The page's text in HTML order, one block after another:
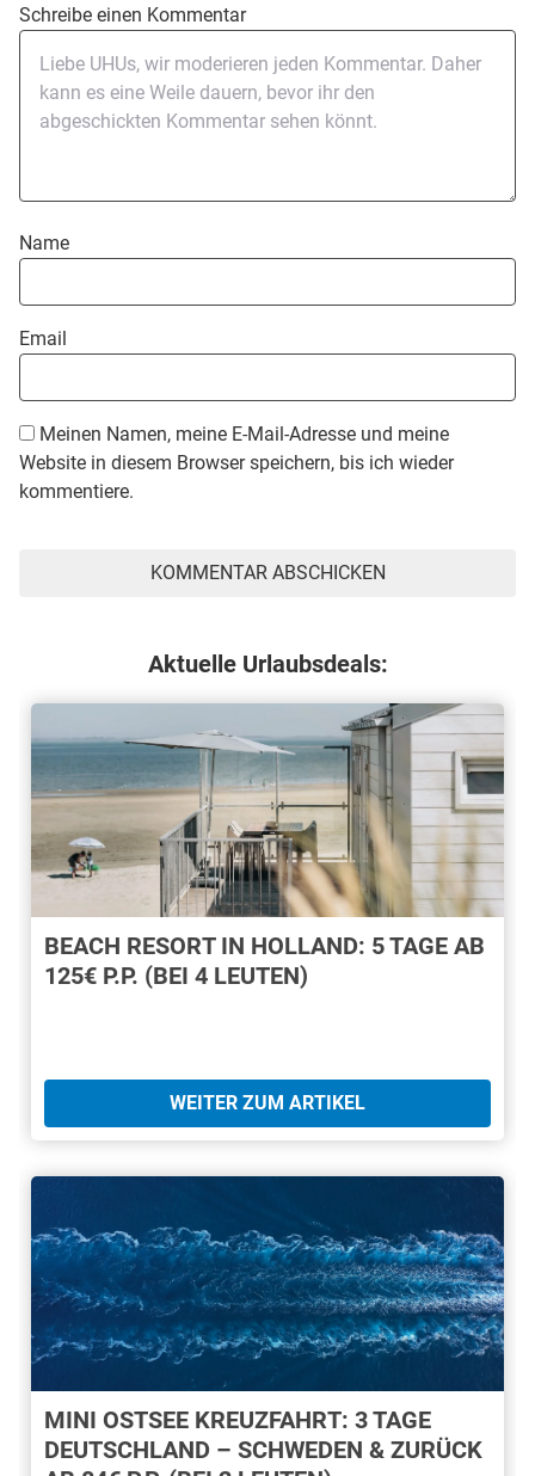
Schreibe einen Kommentar
Name
Email
Meinen Namen, meine E-Mail-Adresse und meine
Website in diesem Browser speichern, bis ich wieder
kommentiere.
Aktuelle Urlaubsdeals:
BEACH RESORT IN HOLLAND: 5 TAGE AB
125€ P.P. (BEI 4 LEUTEN)
WEITER ZUM ARTIKEL
MINI OSTSEE KREUZFAHRT: 3 TAGE
DEUTSCHLAND – SCHWEDEN & ZURÜCK